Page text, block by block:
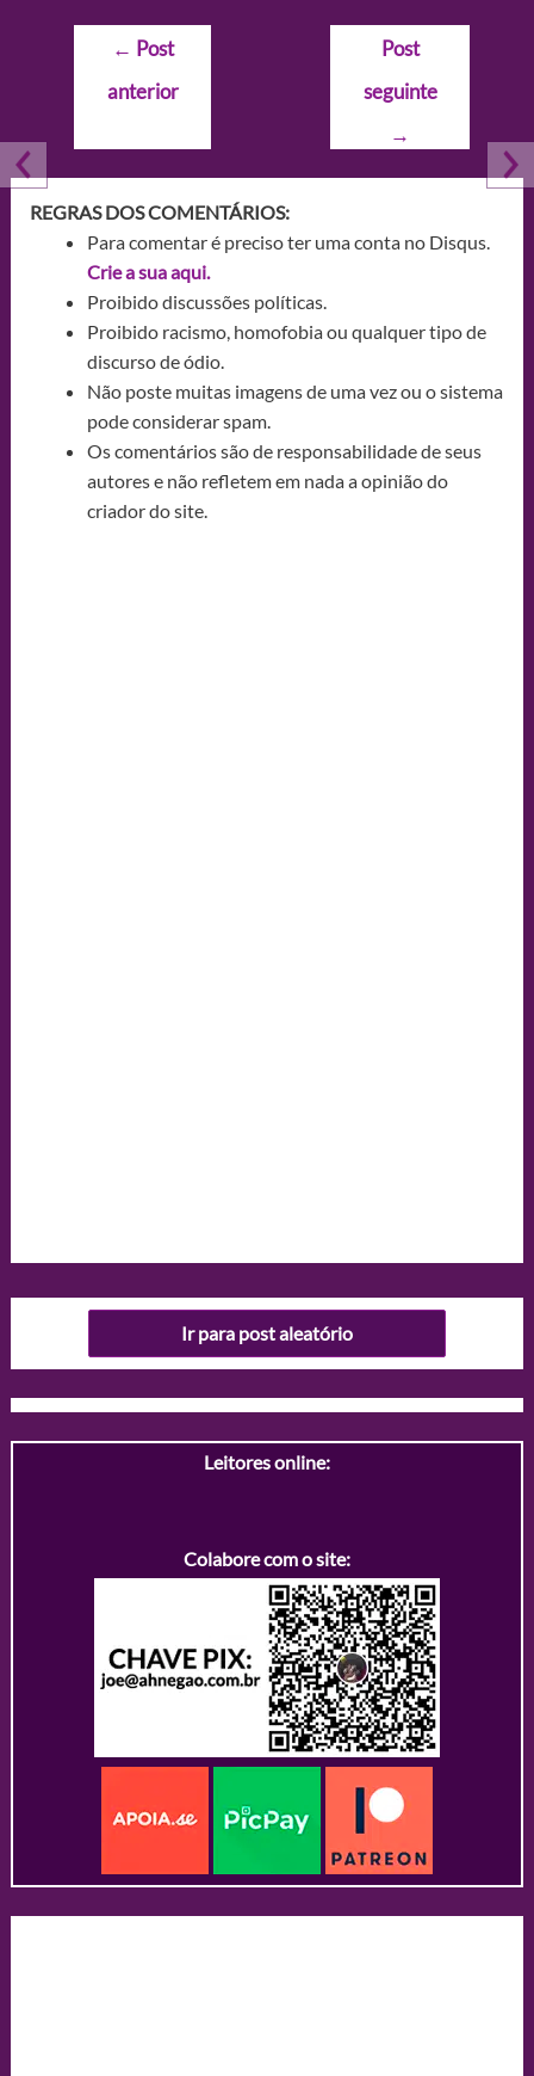
Navegação
Post
← Post
anterior
Post
seguinte
→
REGRAS DOS COMENTÁRIOS:
Para comentar é preciso ter uma conta no Disqus.
Crie a sua aqui.
Proibido discussões políticas.
Proibido racismo, homofobia ou qualquer tipo de
discurso de ódio.
Não poste muitas imagens de uma vez ou o sistema
pode considerar spam.
Os comentários são de responsabilidade de seus
autores e não refletem em nada a opinião do
criador do site.
Ir para post aleatório
Leitores online:
Colabore com o site: